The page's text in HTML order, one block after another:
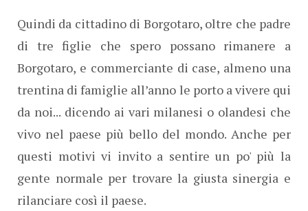
Quindi da cittadino di Borgotaro, oltre che padre
di tre figlie che spero possano rimanere a
Borgotaro, e commerciante di case, almeno una
trentina di famiglie all’anno le porto a vivere qui
da noi... dicendo ai vari milanesi o olandesi che
vivo nel paese più bello del mondo. Anche per
questi motivi vi invito a sentire un po' più la
gente normale per trovare la giusta sinergia e
rilanciare così il paese.